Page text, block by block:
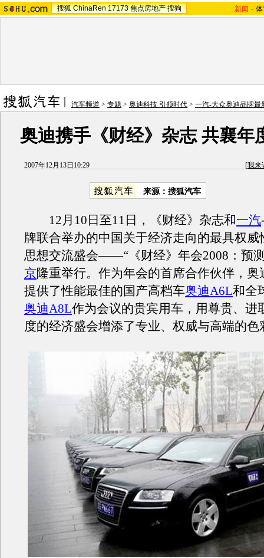
搜狐 ChinaRen 17173 焦点房地产 搜狗 新闻 -
汽车频道 > 专题 > 奥迪科技 引领时代 > 一汽-大众奥迪品牌最
奥迪携手《财经》杂志 共襄年
2007年12月13日10:29 [我来
来源：搜狐汽车
12月10日至11日，《财经》杂志和一汽
牌联合举办的中国关于经济走向的最具权威
思想交流盛会——“《财经》年会2008：预
京隆重举行。作为年会的首席合作伙伴，奥
提供了性能最佳的国产高档车奥迪A6L和全
奥迪A8L作为会议的贵宾用车，用尊贵、进
度的经济盛会增添了专业、权威与高端的色